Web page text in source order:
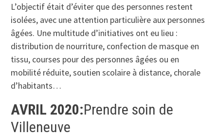
L’objectif était d’éviter que des personnes restent
isolées, avec une attention particulière aux personnes
âgées. Une multitude d’initiatives ont eu lieu :
distribution de nourriture, confection de masque en
tissu, courses pour des personnes âgées ou en
mobilité réduite, soutien scolaire à distance, chorale
d’habitants…
AVRIL 2020:Prendre soin de
Villeneuve